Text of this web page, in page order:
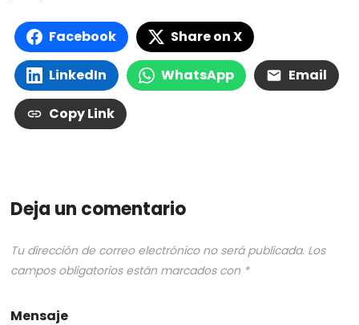
Facebook Share on X
LinkedIn WhatsApp Email
Copy Link
Deja un comentario
Tu dirección de correo electrónico no será publicada. Los
campos obligatorios están marcados con *
Mensaje